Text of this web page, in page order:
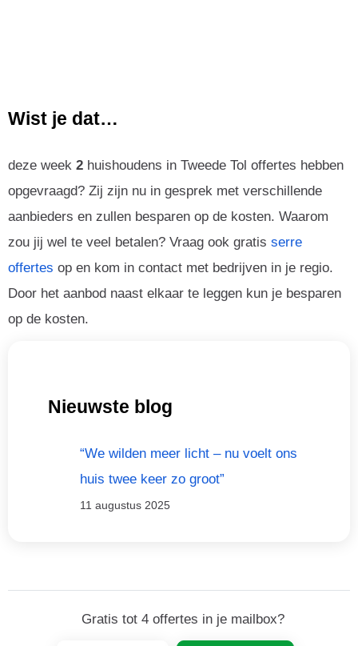
Wist je dat…
deze week 2 huishoudens in Tweede Tol offertes hebben
opgevraagd? Zij zijn nu in gesprek met verschillende
aanbieders en zullen besparen op de kosten. Waarom
zou jij wel te veel betalen? Vraag ook gratis serre
offertes op en kom in contact met bedrijven in je regio.
Door het aanbod naast elkaar te leggen kun je besparen
op de kosten.
Nieuwste blog
“We wilden meer licht – nu voelt ons
huis twee keer zo groot”
11 augustus 2025
Gratis tot 4 offertes in je mailbox?